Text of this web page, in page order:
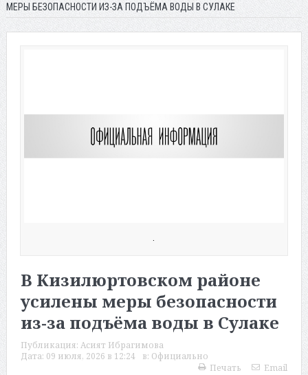
МЕРЫ БЕЗОПАСНОСТИ ИЗ-ЗА ПОДЪЁМА ВОДЫ В СУЛАКЕ
.
В Кизилюртовском районе
усилены меры безопасности
из-за подъёма воды в Сулаке
Публикация: Асият Ибрагимова
Дата: 09 июля, 2026 в 12:24 в: Официально
Печать
Email